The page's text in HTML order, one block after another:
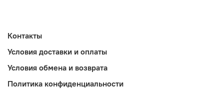
Контакты
Условия доставки и оплаты
Условия обмена и возврата
Политика конфиденциальности